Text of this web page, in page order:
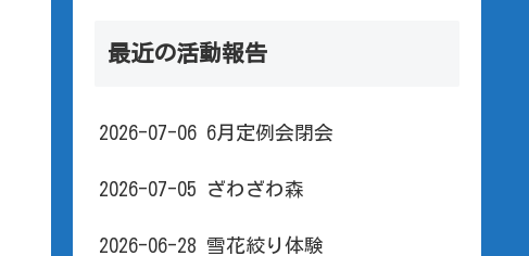
最近の活動報告
2026-07-06 6月定例会閉会
2026-07-05 ざわざわ森
2026-06-28 雪花絞り体験